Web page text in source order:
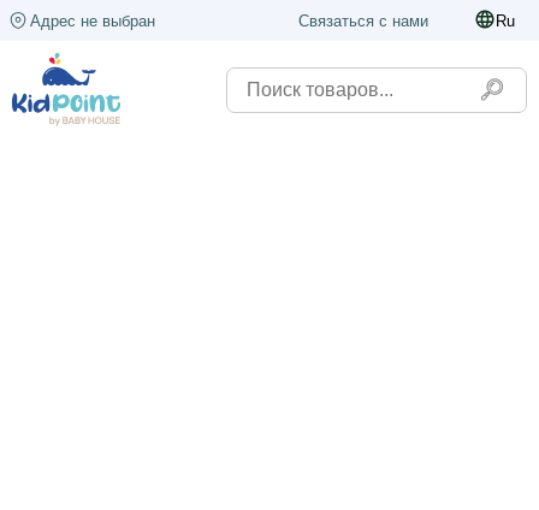
Адрес не выбран Связаться с нами Ru